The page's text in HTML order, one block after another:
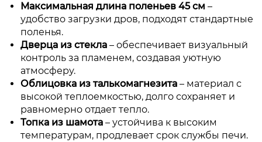
Максимальная длина поленьев 45 см –
удобство загрузки дров, подходят стандартные
поленья.
Дверца из стекла – обеспечивает визуальный
контроль за пламенем, создавая уютную
атмосферу.
Облицовка из талькомагнезита – материал с
высокой теплоемкостью, долго сохраняет и
равномерно отдает тепло.
Топка из шамота – устойчива к высоким
температурам, продлевает срок службы печи.